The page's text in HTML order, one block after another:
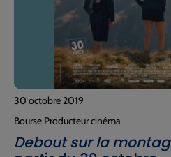
30 octobre 2019
Bourse Producteur cinéma
Debout sur la